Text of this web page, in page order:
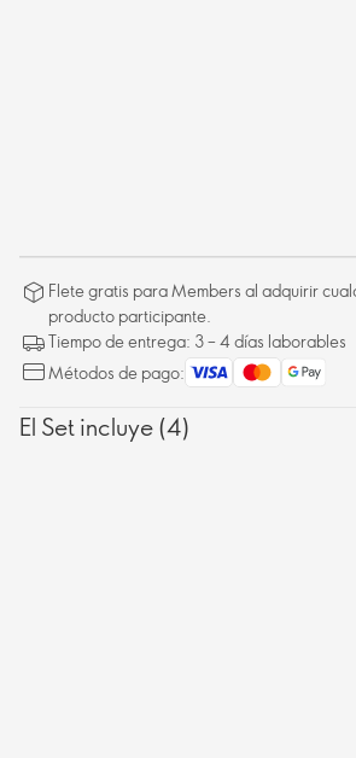
Flete gratis para Members al adquirir
producto participante.
Tiempo de entrega: 3 – 4 días laborables
Métodos de pago:
El Set incluye (4)